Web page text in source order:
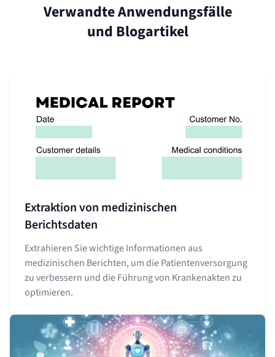
Verwandte Anwendungsfälle
und Blogartikel
Extraktion von medizinischen
Berichtsdaten
Extrahieren Sie wichtige Informationen aus
medizinischen Berichten, um die Patientenversorgung
zu verbessern und die Führung von Krankenakten zu
optimieren.